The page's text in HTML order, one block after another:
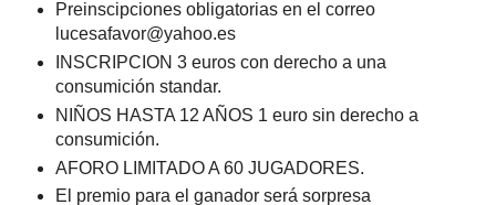
Preinscipciones obligatorias en el correo
lucesafavor@yahoo.es
INSCRIPCION 3 euros con derecho a una
consumición standar.
NIÑOS HASTA 12 AÑOS 1 euro sin derecho a
consumición.
AFORO LIMITADO A 60 JUGADORES.
El premio para el ganador será sorpresa